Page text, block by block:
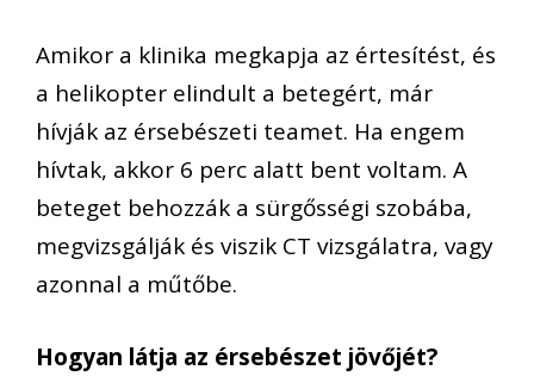
Amikor a klinika megkapja az értesítést, és
a helikopter elindult a betegért, már
hívják az érsebészeti teamet. Ha engem
hívtak, akkor 6 perc alatt bent voltam. A
beteget behozzák a sürgősségi szobába,
megvizsgálják és viszik CT vizsgálatra, vagy
azonnal a műtőbe.
Hogyan látja az érsebészet jövőjét?